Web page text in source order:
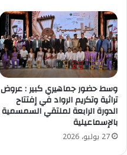
وسط حضور جماهيري كبير : عروض
تراثية وتكريم الرواد في إفتتاح
الدورة الرابعة لملتقي السمسمية
بالإسماعيلية
27 يوليو، 2026